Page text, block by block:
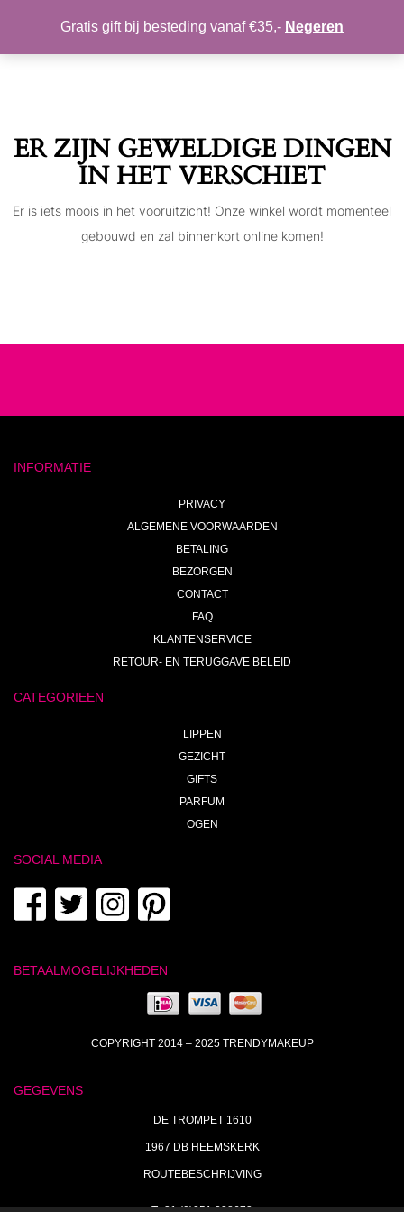
Toggle
MIJN ACCOUNT VERLANGLIJST
ER ZIJN GEWELDIGE DINGEN
IN HET VERSCHIET
Er is iets moois in het vooruitzicht! Onze winkel wordt momenteel
gebouwd en zal binnenkort online komen!
INFORMATIE
PRIVACY
ALGEMENE VOORWAARDEN
BETALING
BEZORGEN
CONTACT
FAQ
KLANTENSERVICE
RETOUR- EN TERUGGAVE BELEID
CATEGORIEEN
LIPPEN
GEZICHT
GIFTS
PARFUM
OGEN
SOCIAL MEDIA
BETAALMOGELIJKHEDEN
COPYRIGHT 2014 – 2025 TRENDYMAKEUP
GEGEVENS
DE TROMPET 1610
1967 DB HEEMSKERK
ROUTEBESCHRIJVING
Gratis gift bij besteding vanaf €35,- Negeren